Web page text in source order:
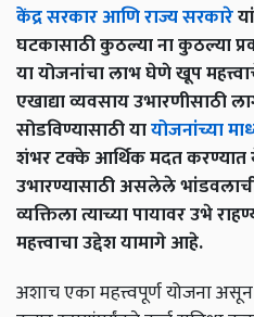
केंद्र सरकार आणि राज्य सरकारे
घटकासाठी कुठल्या ना कुठल्या
या योजनांचा लाभ घेणे खूप
एखाद्या व्यवसाय उभारणीसाठी
सोडविण्यासाठी यायोजनांच्या
शंभर टक्के आर्थिक मदत
उभारण्यासाठी असलेले
व्यक्तिला त्याच्या पायावर उभे
महत्त्वाचा उद्देश यामागे आहे.
अशाच एका महत्त्वपूर्ण योजना असून